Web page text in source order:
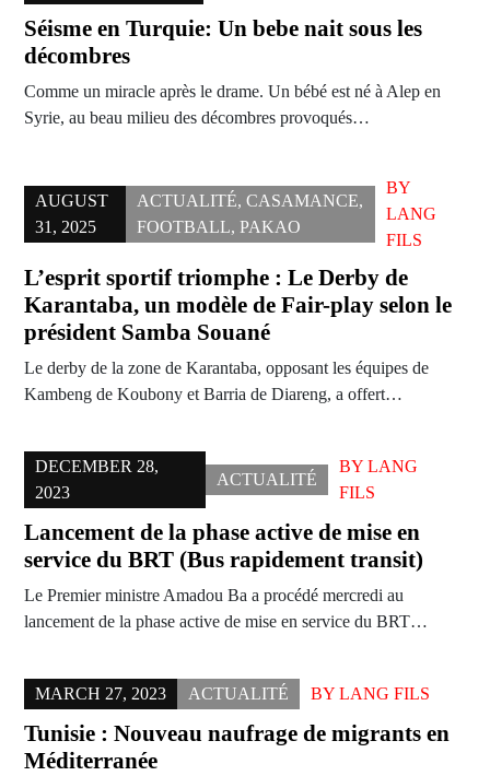
Séisme en Turquie: Un bebe nait sous les
décombres
Comme un miracle après le drame. Un bébé est né à Alep en
Syrie, au beau milieu des décombres provoqués…
AUGUST
31, 2025
ACTUALITÉ,CASAMANCE,
FOOTBALL,PAKAO
BY
LANG
FILS
L’esprit sportif triomphe : Le Derby de
Karantaba, un modèle de Fair-play selon le
président Samba Souané
Le derby de la zone de Karantaba, opposant les équipes de
Kambeng de Koubony et Barria de Diareng, a offert…
DECEMBER 28,
2023
ACTUALITÉ
BY LANG
FILS
Lancement de la phase active de mise en
service du BRT (Bus rapidement transit)
Le Premier ministre Amadou Ba a procédé mercredi au
lancement de la phase active de mise en service du BRT…
MARCH 27, 2023 ACTUALITÉ BY LANG FILS
Tunisie : Nouveau naufrage de migrants en
Méditerranée